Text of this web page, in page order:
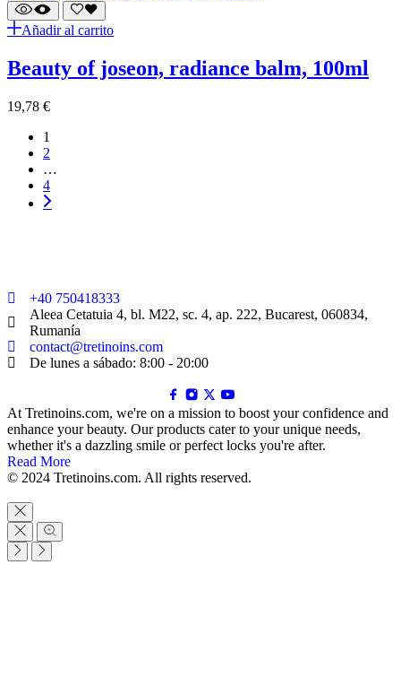
Añadir al carrito
beauty of joseon, radiance balm, 100ml
19,78 €
1
2
…
4
+40 750418333
Aleea Cetatuia 4, bl. M22, sc. 4, ap. 222, Bucarest, 060834,
Rumanía
contact@tretinoins.com
De lunes a sábado: 8:00 - 20:00
At Tretinoins.com, we're on a mission to boost your confidence and
enhance your beauty. Our products cater to your unique needs,
whether it's a dazzling smile or perfect locks you're after.
Read More
© 2024 Tretinoins.com. All rights reserved.